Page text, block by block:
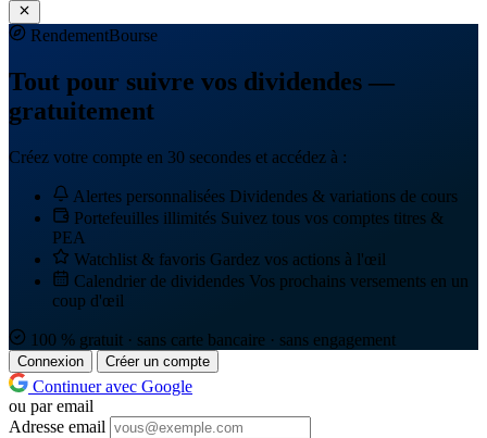
RendementBourse
Tout pour suivre vos dividendes —
gratuitement
Créez votre compte en 30 secondes et accédez à :
Alertes personnalisées Dividendes & variations de cours
Portefeuilles illimités Suivez tous vos comptes titres &
PEA
Watchlist & favoris Gardez vos actions à l'œil
Calendrier de dividendes Vos prochains versements en un
coup d'œil
100 % gratuit · sans carte bancaire · sans engagement
Connexion Créer un compte
Continuer avec Google
ou par email
Adresse email